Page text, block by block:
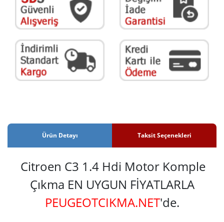
Ürün Detayı Taksit Seçenekleri
Citroen C3 1.4 Hdi Motor Komple
Çıkma EN UYGUN FİYATLARLA
PEUGEOTCIKMA.NET'de.